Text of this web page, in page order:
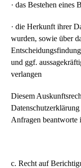
· das Bestehen eines
· die Herkunft ihrer
wurden, sowie über
und ggf.
verlangen
Diesem
Anfragen beantworte
c. Recht auf